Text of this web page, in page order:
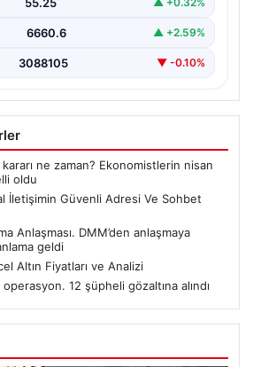
6660.6 ▲ +2.59%
3088105 ▼ -0.10%
ne zaman? Ekonomistlerin nisan
oldu
İletişimin Güvenli Adresi Ve Sohbet
Anlaşması. DMM’den anlaşmaya
geldi
Altın Fiyatları ve Analizi
operasyon. 12 şüpheli gözaltına alındı